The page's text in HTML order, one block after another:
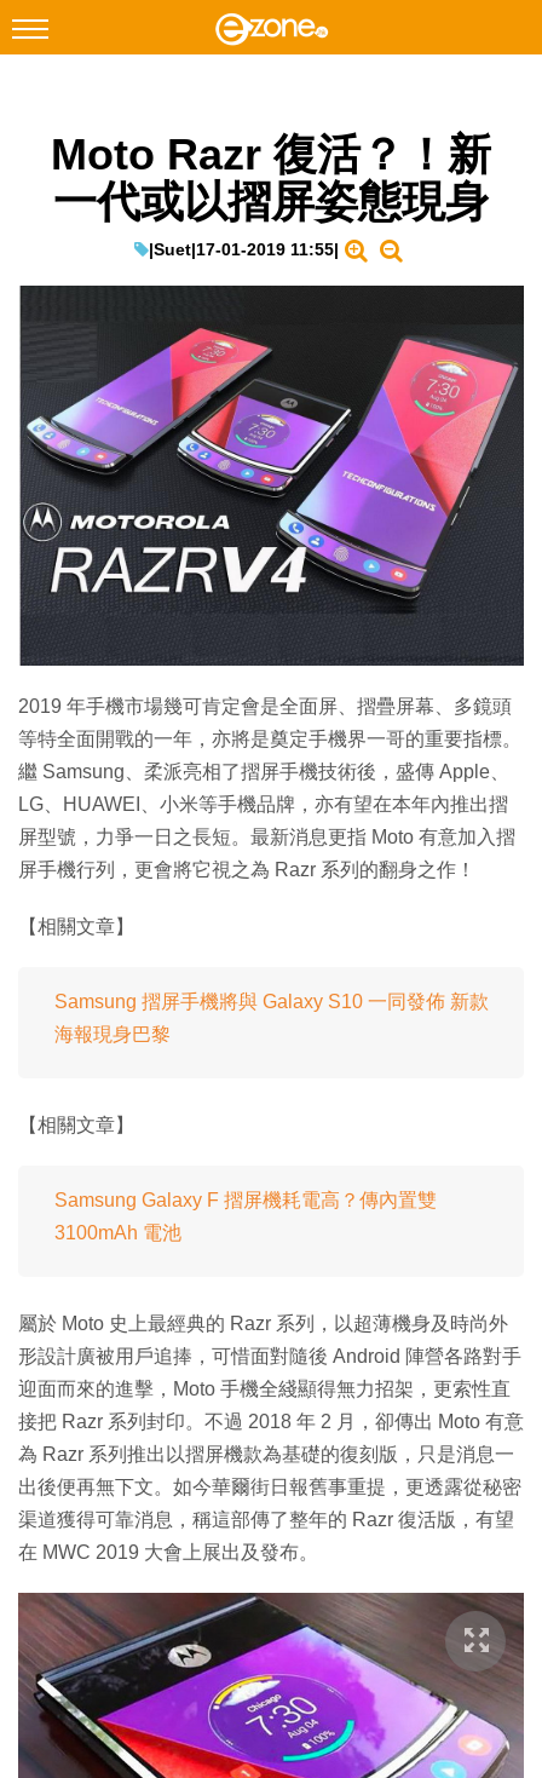
Facebook Instagram
科技焦點
遊戲動漫
EduTech
IT Times
生成式AI與雲端應用
Enterprise Digital Transformation
特集
Moto Razr 復活？！新
一代或以摺屏姿態現身
|Suet|17-01-2019 11:55|
2019 年手機市場幾可肯定會是全面屏、摺疊屏幕、多鏡頭
等特全面開戰的一年，亦將是奠定手機界一哥的重要指標。
繼 Samsung、柔派亮相了摺屏手機技術後，盛傳 Apple、
LG、HUAWEI、小米等手機品牌，亦有望在本年內推出摺
屏型號，力爭一日之長短。最新消息更指 Moto 有意加入摺
屏手機行列，更會將它視之為 Razr 系列的翻身之作！
【相關文章】
Samsung 摺屏手機將與 Galaxy S10 一同發佈 新款
海報現身巴黎
【相關文章】
Samsung Galaxy F 摺屏機耗電高？傳內置雙
3100mAh 電池
屬於 Moto 史上最經典的 Razr 系列，以超薄機身及時尚外
形設計廣被用戶追捧，可惜面對隨後 Android 陣營各路對手
迎面而來的進擊，Moto 手機全綫顯得無力招架，更索性直
接把 Razr 系列封印。不過 2018 年 2 月，卻傳出 Moto 有意
為 Razr 系列推出以摺屏機款為基礎的復刻版，只是消息一
出後便再無下文。如今華爾街日報舊事重提，更透露從秘密
渠道獲得可靠消息，稱這部傳了整年的 Razr 復活版，有望
在 MWC 2019 大會上展出及發布。